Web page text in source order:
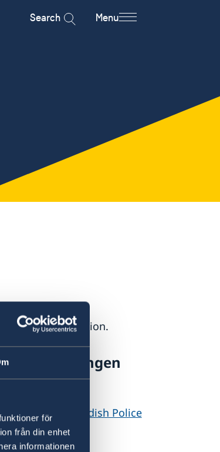
för
från din enhet
informationen
Search Menu
travel information.
the Schengen
on the Swedish Police